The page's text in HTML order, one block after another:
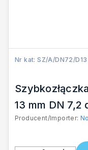
Nr kat: SZ/A/DN72/D13
13 mm DN 7,2
Producent/Importer: